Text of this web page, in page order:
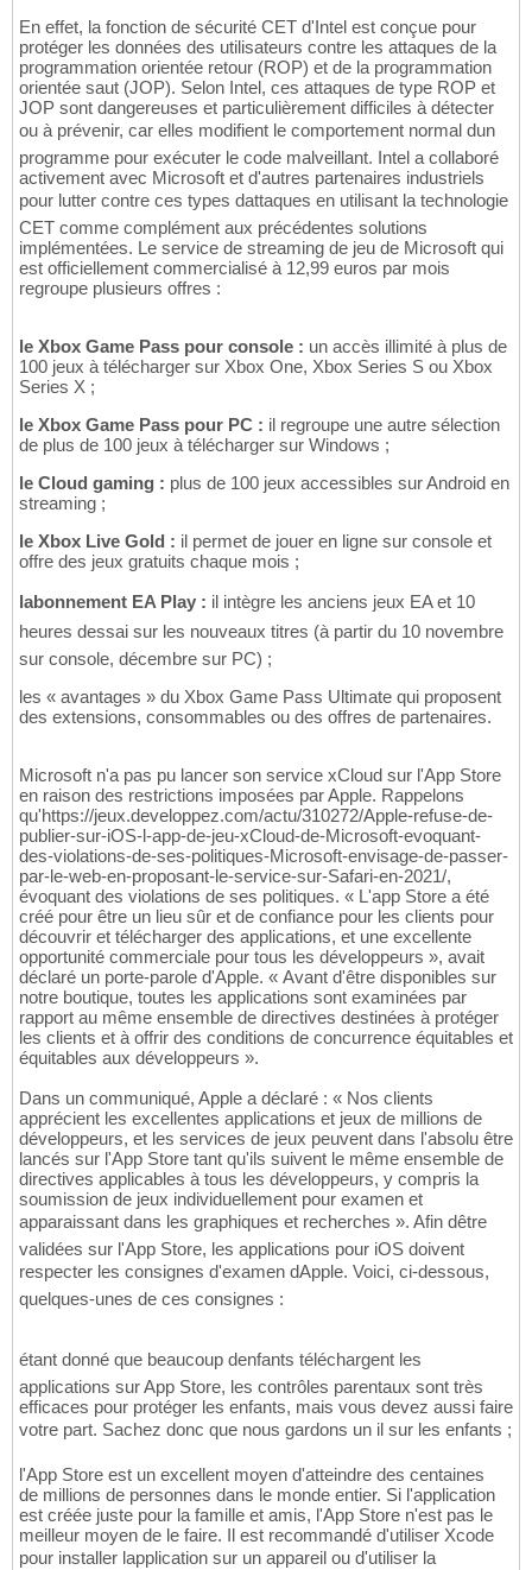
En effet, la fonction de sécurité CET d'Intel est conçue pour
protéger les données des utilisateurs contre les attaques de la
programmation orientée retour (ROP) et de la programmation
orientée saut (JOP). Selon Intel, ces attaques de type ROP et
JOP sont dangereuses et particulièrement difficiles à détecter
ou à prévenir, car elles modifient le comportement normal dun
programme pour exécuter le code malveillant. Intel a collaboré
activement avec Microsoft et d'autres partenaires industriels
pour lutter contre ces types dattaques en utilisant la technologie
CET comme complément aux précédentes solutions
implémentées. Le service de streaming de jeu de Microsoft qui
est officiellement commercialisé à 12,99 euros par mois
regroupe plusieurs offres :
le Xbox Game Pass pour console : un accès illimité à plus de
100 jeux à télécharger sur Xbox One, Xbox Series S ou Xbox
Series X ;
le Xbox Game Pass pour PC : il regroupe une autre sélection
de plus de 100 jeux à télécharger sur Windows ;
le Cloud gaming : plus de 100 jeux accessibles sur Android en
streaming ;
le Xbox Live Gold : il permet de jouer en ligne sur console et
offre des jeux gratuits chaque mois ;
labonnement EA Play : il intègre les anciens jeux EA et 10
heures dessai sur les nouveaux titres (à partir du 10 novembre
sur console, décembre sur PC) ;
les « avantages » du Xbox Game Pass Ultimate qui proposent
des extensions, consommables ou des offres de partenaires.
Microsoft n'a pas pu lancer son service xCloud sur l'App Store
en raison des restrictions imposées par Apple. Rappelons
qu'https://jeux.developpez.com/actu/310272/Apple-refuse-de-
publier-sur-iOS-l-app-de-jeu-xCloud-de-Microsoft-evoquant-
des-violations-de-ses-politiques-Microsoft-envisage-de-passer-
par-le-web-en-proposant-le-service-sur-Safari-en-2021/,
évoquant des violations de ses politiques. « L'app Store a été
créé pour être un lieu sûr et de confiance pour les clients pour
découvrir et télécharger des applications, et une excellente
opportunité commerciale pour tous les développeurs », avait
déclaré un porte-parole d'Apple. « Avant d'être disponibles sur
notre boutique, toutes les applications sont examinées par
rapport au même ensemble de directives destinées à protéger
les clients et à offrir des conditions de concurrence équitables et
équitables aux développeurs ».
Dans un communiqué, Apple a déclaré : « Nos clients
apprécient les excellentes applications et jeux de millions de
développeurs, et les services de jeux peuvent dans l'absolu être
lancés sur l'App Store tant qu'ils suivent le même ensemble de
directives applicables à tous les développeurs, y compris la
soumission de jeux individuellement pour examen et
apparaissant dans les graphiques et recherches ». Afin dêtre
validées sur l'App Store, les applications pour iOS doivent
respecter les consignes d'examen dApple. Voici, ci-dessous,
quelques-unes de ces consignes :
étant donné que beaucoup denfants téléchargent les
applications sur App Store, les contrôles parentaux sont très
efficaces pour protéger les enfants, mais vous devez aussi faire
votre part. Sachez donc que nous gardons un il sur les enfants ;
l'App Store est un excellent moyen d'atteindre des centaines
de millions de personnes dans le monde entier. Si l'application
est créée juste pour la famille et amis, l'App Store n'est pas le
meilleur moyen de le faire. Il est recommandé d'utiliser Xcode
pour installer lapplication sur un appareil ou d'utiliser la